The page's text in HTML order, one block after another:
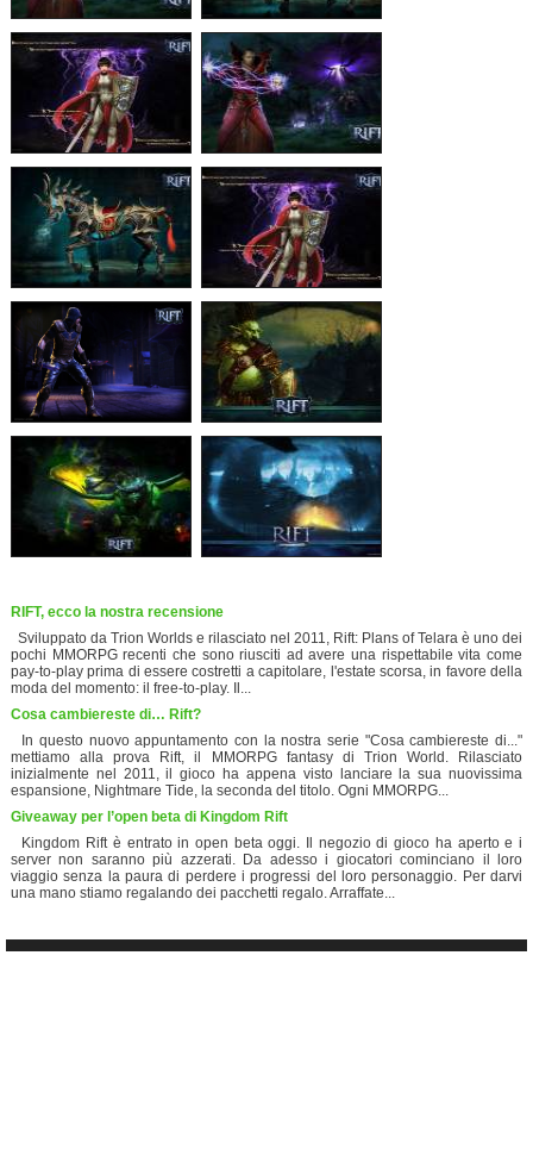
RIFT, ecco la nostra recensione
Sviluppato da Trion Worlds e rilasciato nel 2011, Rift: Plans of Telara è uno dei
pochi MMORPG recenti che sono riusciti ad avere una rispettabile vita come
pay-to-play prima di essere costretti a capitolare, l'estate scorsa, in favore della
moda del momento: il free-to-play. Il...
Cosa cambiereste di… Rift?
In questo nuovo appuntamento con la nostra serie "Cosa cambiereste di..."
mettiamo alla prova Rift, il MMORPG fantasy di Trion World. Rilasciato
inizialmente nel 2011, il gioco ha appena visto lanciare la sua nuovissima
espansione, Nightmare Tide, la seconda del titolo. Ogni MMORPG...
Giveaway per l’open beta di Kingdom Rift
Kingdom Rift è entrato in open beta oggi. Il negozio di gioco ha aperto e i
server non saranno più azzerati. Da adesso i giocatori cominciano il loro
viaggio senza la paura di perdere i progressi del loro personaggio. Per darvi
una mano stiamo regalando dei pacchetti regalo. Arraffate...